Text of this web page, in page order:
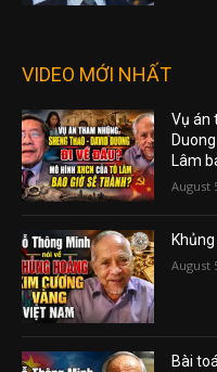
VIDEO MỚI NHẤT
Vụ án
Lâm
August
August
Bài